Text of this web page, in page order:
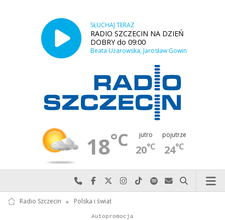
SŁUCHAJ TERAZ
RADIO SZCZECIN NA DZIEŃ
DOBRY do 09:00
Beata Użarowska, Jarosław Gowin
18°C jutro
20°C
pojutrze
24°C
Najlepiej po prostu do nas zadzwoń
Odwiedź nas na Facebook-u
Odwiedź nas na X
Odwiedź nas na Instagram-ie
Odwiedź nas na TikTok-u
Szukaj nas na Spotify
Wyślij do nas
Szukaj
Radio Szczecin » Polska i świat
Reklama
Autopromocja